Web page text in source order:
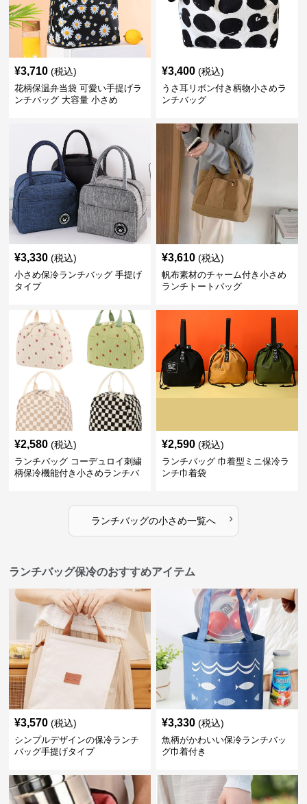
¥3,710 (税込)
花柄保温弁当袋 可愛い手提げラ
ンチバッグ 大容量 小さめ
¥3,400 (税込)
うさ耳リボン付き柄物小さめラ
ンチバッグ
¥3,330 (税込)
小さめ保冷ランチバッグ 手提げ
タイプ
¥3,610 (税込)
帆布素材のチャーム付き小さめ
ランチトートバッグ
¥2,580 (税込)
ランチバッグ コーデュロイ刺繍
柄保冷機能付き小さめランチバ
¥2,590 (税込)
ランチバッグ 巾着型ミニ保冷ラ
ンチ巾着袋
ランチバッグの小さめ一覧へ ›
ランチバッグ保冷のおすすめアイテム
¥3,570 (税込)
シンプルデザインの保冷ランチ
バッグ手提げタイプ
¥3,330 (税込)
魚柄がかわいい保冷ランチバッ
グ巾着付き